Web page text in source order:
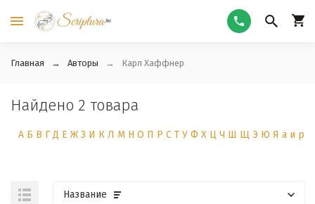
Главная Авторы Карл Хаффнер
Найдено 2 товара
А Б В Г Д Е Ж З И К Л М Н О П Р С Т У Ф Х Ц Ч Ш Щ Э Ю Я а и р
Название